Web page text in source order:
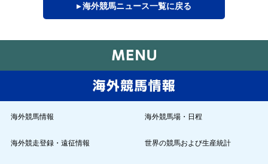
▸ 海外競馬ニュース一覧に戻る
海外競馬情報 海外競馬場・日程
海外競走登録・遠征情報 世界の競馬および生産統計